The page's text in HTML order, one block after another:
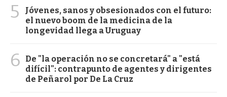
5
Jóvenes, sanos y obsesionados con el futuro:
el nuevo boom de la medicina de la
longevidad llega a Uruguay
6
De "la operación no se concretará" a "está
difícil": contrapunto de agentes y dirigentes
de Peñarol por De La Cruz